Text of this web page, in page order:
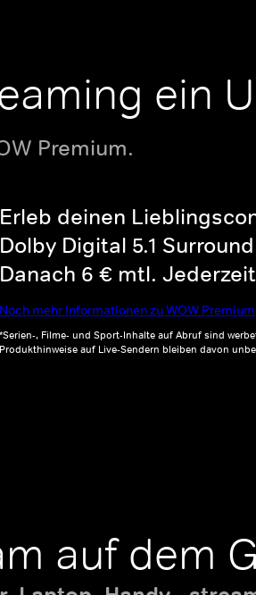
ein
Premium.
Erleb deinen
Dolby Digital 5.1
Danach 6 € mtl.
Noch mehr Informationen zu WOW Premium
*Serien-, Filme- und Sport-Inhalte auf Abruf sind
Produkthinweise auf Live-Sendern bleiben davon
auf dem